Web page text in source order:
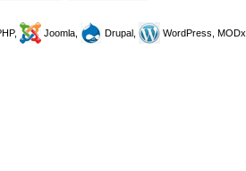
Joomla, Drupal, WordPress, MODx.